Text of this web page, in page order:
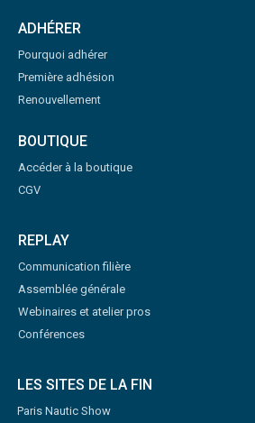
ADHÉRER
Pourquoi adhérer
Première adhésion
Renouvellement
BOUTIQUE
Accéder à la boutique
CGV
REPLAY
Communication filière
Assemblée générale
Webinaires et atelier pros
Conférences
LES SITES DE LA FIN
Paris Nautic Show